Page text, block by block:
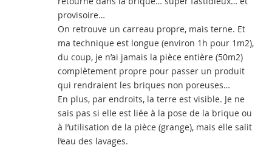
provisoire…
On retrouve un carreau propre, mais terne. Et
ma technique est longue (environ 1h pour 1m2),
du coup, je n’ai jamais la pièce entière (50m2)
complètement propre pour passer un produit
qui rendraient les briques non poreuses…
En plus, par endroits, la terre est visible. Je ne
sais pas si elle est liée à la pose de la brique ou
à l’utilisation de la pièce (grange), mais elle salit
l’eau des lavages.